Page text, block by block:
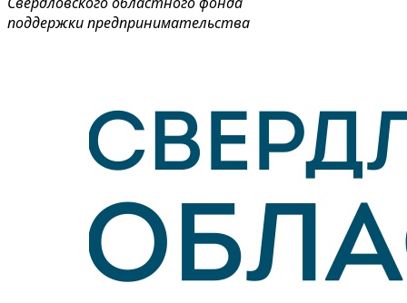
поддержки предпринимательства